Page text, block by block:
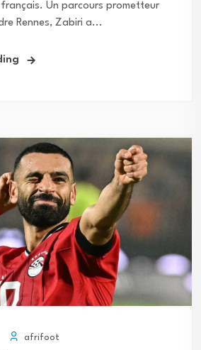
Un parcours prometteur
Rennes, Zabiri a...
afrifoot